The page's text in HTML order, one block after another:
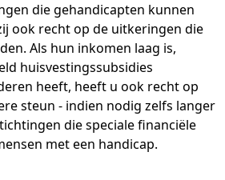
die gehandicapten kunnen
ook recht op de uitkeringen die
Als hun inkomen laag is,
huisvestingssubsidies
heeft, heeft u ook recht op
steun - indien nodig zelfs langer
die speciale financiële
met een handicap.